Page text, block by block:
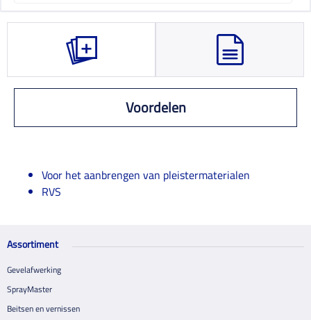
Voordelen
Voor het aanbrengen van pleistermaterialen
RVS
Assortiment
Gevelafwerking
SprayMaster
Beitsen en vernissen